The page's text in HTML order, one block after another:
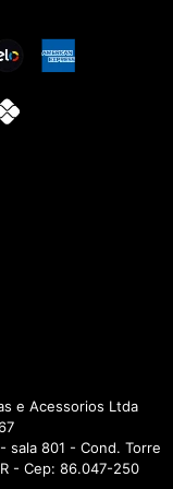
e Acessorios Ltda
sala 801 - Cond. Torre
- Cep: 86.047-250